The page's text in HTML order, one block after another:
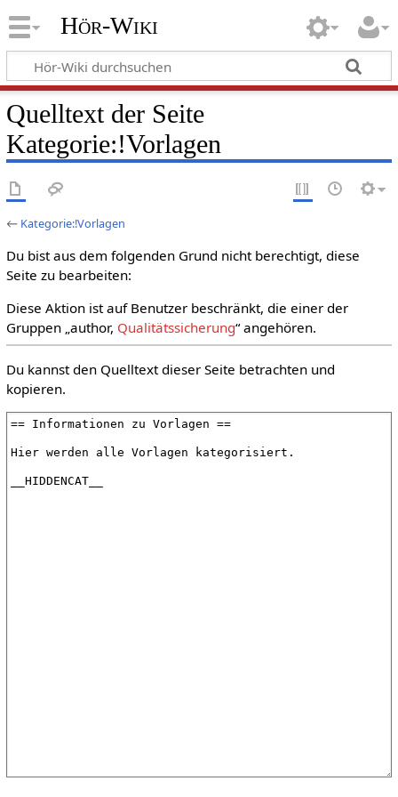
Hör-Wiki
Quelltext der Seite
Kategorie:!Vorlagen
← Kategorie:!Vorlagen
Du bist aus dem folgenden Grund nicht berechtigt, diese
Seite zu bearbeiten:
Diese Aktion ist auf Benutzer beschränkt, die einer der
Gruppen „author, Qualitätssicherung“ angehören.
Du kannst den Quelltext dieser Seite betrachten und
kopieren.